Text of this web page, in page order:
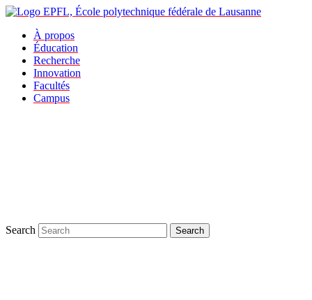
À propos
Éducation
Recherche
Innovation
Facultés
Campus
Search Search